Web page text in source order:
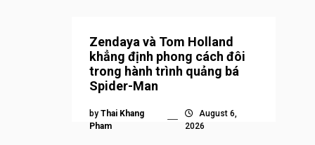
Zendaya và Tom Holland
khẳng định phong cách đôi
trong hành trình quảng bá
Spider-Man
by Thai Khang
Pham
August 6,
2026